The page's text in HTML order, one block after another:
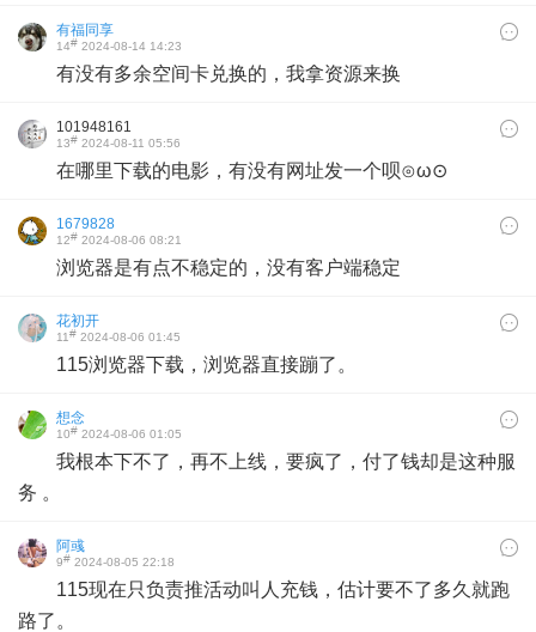
有福同享
14# 2024-08-14 14:23
有没有多余空间卡兑换的，我拿资源来换
101948161
13# 2024-08-11 05:56
在哪里下载的电影，有没有网址发一个呗⊙ω⊙
1679828
12# 2024-08-06 08:21
浏览器是有点不稳定的，没有客户端稳定
花初开
11# 2024-08-06 01:45
115浏览器下载，浏览器直接蹦了。
想念
10# 2024-08-06 01:05
我根本下不了，再不上线，要疯了，付了钱却是这种服
务 。
阿彧
9# 2024-08-05 22:18
115现在只负责推活动叫人充钱，估计要不了多久就跑
路了。